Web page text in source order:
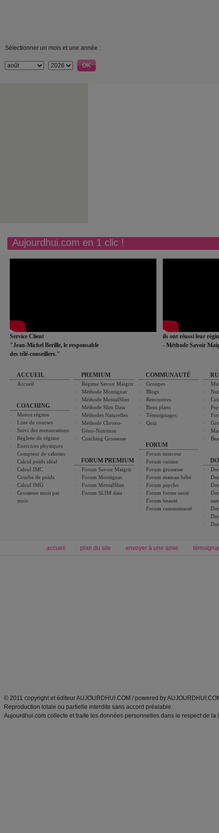
Sélectionner un mois et une année :
Aujourdhui.com en 1 clic !
Service Client
"Jean-Michel Berille, le responsable
des télé-conseillers."
ils ont réussi leur
- Méthode Savoir
ACCUEIL
Accueil
COACHING
Menus régime
Liste de courses
Suivi des mensurations
Réglette de régime
Exercices physiques
Compteur de calories
Calcul poids idéal
Calcul IMC
Courbe de poids
Calcul IMG
Grossesse mois par
mois
PREMIUM
Régime Savoir Maigrir
Méthode Montignac
Méthode MentalSlim
Méthode Slim Data
Méthodes Naturelles
Méthode Chrono-
Géno-Nutrition
Coaching Grossesse
FORUM PREMIUM
Forum Savoir Maigrir
Forum Montignac
Forum MentalSlim
Forum SLIM data
COMMUNAUTÉ
Groupes
Blogs
Rencontres
Bons plans
Témoignages
Quiz
FORUM
Forum minceur
Forum cuisine
Forum grossesse
Forum maman bébé
Forum psycho
Forum forme santé
Forum beauté
Forum communauté
accueil plan du site envoyer à une amie
© 2011 copyright et éditeur AUJOURDHUI.COM / powered by
Reproduction totale ou partielle interdite sans accord préalable.
Aujourdhui.com collecte et traite les données personnelles dans le respect de